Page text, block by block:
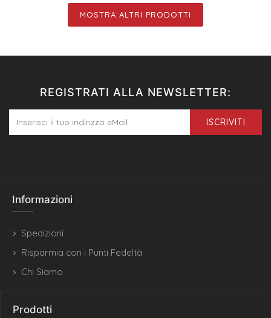
MOSTRA ALTRI PRODOTTI
REGISTRATI ALLA NEWSLETTER:
ISCRIVITI
Informazioni
Spedizioni
Risparmia con i Punti Fedeltà
Chi Siamo
Prodotti